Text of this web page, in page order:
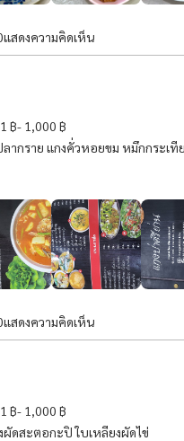
แสดงความคิดเห็น
฿- 1,000 ฿
ากราย แกงคั่วหอยขม หมึกกระเ
แสดงความคิดเห็น
฿- 1,000 ฿
ดสะตอกะปิ ใบเหลียงผัดไข่